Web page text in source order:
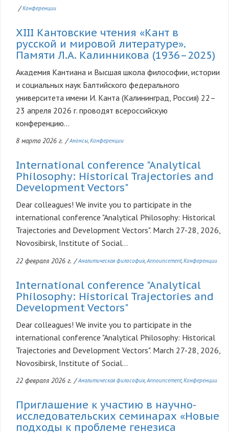
/ Конференции
XIII Кантовские чтения «Кант в
русской и мировой литературе».
Памяти Л.А. Калинникова (1936–2025)
Академия Кантиана и Высшая школа философии, истории
и социальных наук Балтийского федерального
университета имени И. Канта (Калининград, Россия) 22–
23 апреля 2026 г. проводят всероссийскую
конференцию...
8 марта 2026 г. / Анонсы Конференции
International conference "Analytical
Philosophy: Historical Trajectories and
Development Vectors"
Dear colleagues! We invite you to participate in the
international conference "Analytical Philosophy: Historical
Trajectories and Development Vectors". March 27-28, 2026,
Novosibirsk, Institute of Social...
22 февраля 2026 г. / Аналитическая философия Announcement Конференции
International conference "Analytical
Philosophy: Historical Trajectories and
Development Vectors"
Dear colleagues! We invite you to participate in the
international conference "Analytical Philosophy: Historical
Trajectories and Development Vectors". March 27-28, 2026,
Novosibirsk, Institute of Social...
22 февраля 2026 г. / Аналитическая философия Announcement Конференции
Приглашение к участию в научно-
исследовательских семинарах «Новые
подходы к проблеме генезиса